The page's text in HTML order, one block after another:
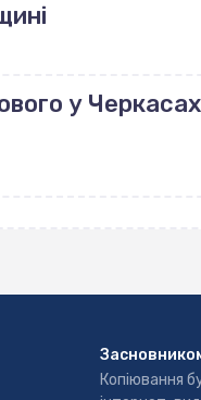
у
Копіювання